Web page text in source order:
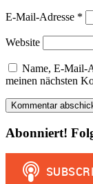
E-Mail-Adresse *
Website
Name, E-Mail-
meinen nächsten
Abonniert!